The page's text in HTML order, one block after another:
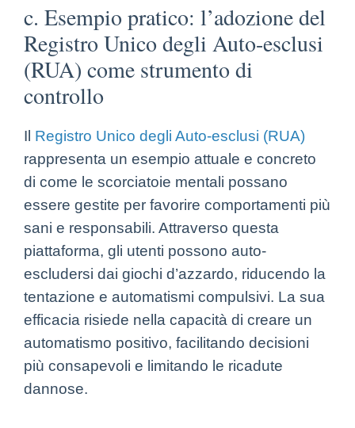
c. Esempio pratico: l’adozione del
Registro Unico degli Auto-esclusi
(RUA) come strumento di
controllo
Il Registro Unico degli Auto-esclusi (RUA)
rappresenta un esempio attuale e concreto
di come le scorciatoie mentali possano
essere gestite per favorire comportamenti più
sani e responsabili. Attraverso questa
piattaforma, gli utenti possono auto-
escludersi dai giochi d’azzardo, riducendo la
tentazione e automatismi compulsivi. La sua
efficacia risiede nella capacità di creare un
automatismo positivo, facilitando decisioni
più consapevoli e limitando le ricadute
dannose.